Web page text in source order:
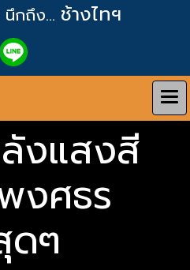
นึกถึง... ช้างไทฯ
งแสงสี
งศธร
ดๆ